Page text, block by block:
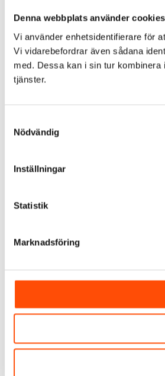
Denna webbplats använder cookies
Vi använder enhetsidentifierare för
Vi vidarebefordrar även sådana
med. Dessa kan i sin tur kombinera
tjänster.
Nödvändig
Inställningar
Statistik
Marknadsföring